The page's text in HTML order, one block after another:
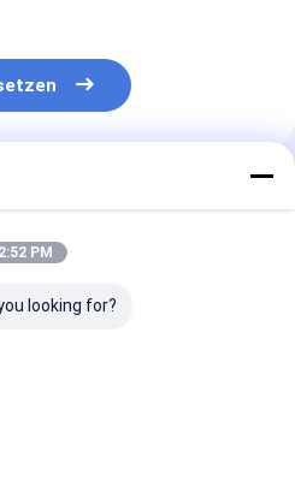
2:52 PM
looking for?